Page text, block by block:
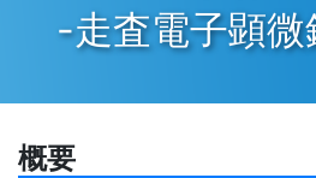
-走査電子顕
概要